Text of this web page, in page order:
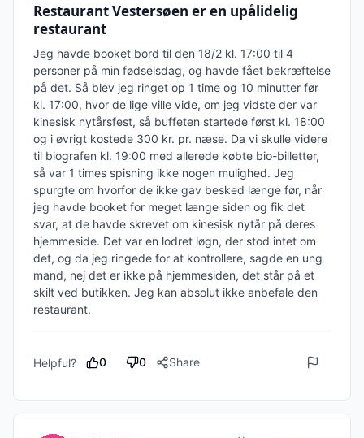
Restaurant Vestersøen er en upålidelig
restaurant
Jeg havde booket bord til den 18/2 kl. 17:00 til 4
personer på min fødselsdag, og havde fået bekræftelse
på det. Så blev jeg ringet op 1 time og 10 minutter før
kl. 17:00, hvor de lige ville vide, om jeg vidste der var
kinesisk nytårsfest, så buffeten startede først kl. 18:00
og i øvrigt kostede 300 kr. pr. næse. Da vi skulle videre
til biografen kl. 19:00 med allerede købte bio-billetter,
så var 1 times spisning ikke nogen mulighed. Jeg
spurgte om hvorfor de ikke gav besked længe før, når
jeg havde booket for meget længe siden og fik det
svar, at de havde skrevet om kinesisk nytår på deres
hjemmeside. Det var en lodret løgn, der stod intet om
det, og da jeg ringede for at kontrollere, sagde en ung
mand, nej det er ikke på hjemmesiden, det står på et
skilt ved butikken. Jeg kan absolut ikke anbefale den
restaurant.
Helpful? 0 0 Share